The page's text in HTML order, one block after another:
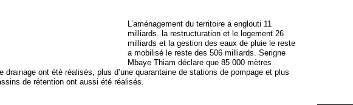
L’aménagement du territoire a englouti 11
milliards. la restructuration et le logement 26
milliards et la gestion des eaux de pluie le reste
a mobilisé le reste des 506 milliards. Serigne
Mbaye Thiam déclare que 85 000 mètres
drainage ont été réalisés, plus d’une quarantaine de stations de pompage et plus
de rétention ont aussi été réalisés.